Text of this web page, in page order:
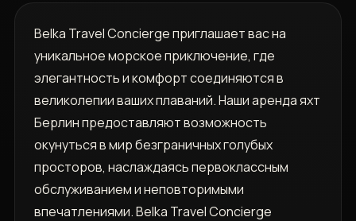
Belka Travel Concierge приглашает вас на
уникальное морское приключение, где
элегантность и комфорт соединяются в
великолепии ваших плаваний. Наши аренда яхт
Берлин предоставляют возможность
окунуться в мир безграничных голубых
просторов, наслаждаясь первоклассным
обслуживанием и неповторимыми
впечатлениями. Belka Travel Concierge